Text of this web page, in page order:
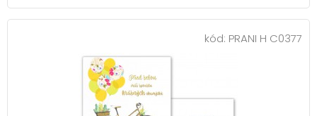
kód: PRANI H C0377